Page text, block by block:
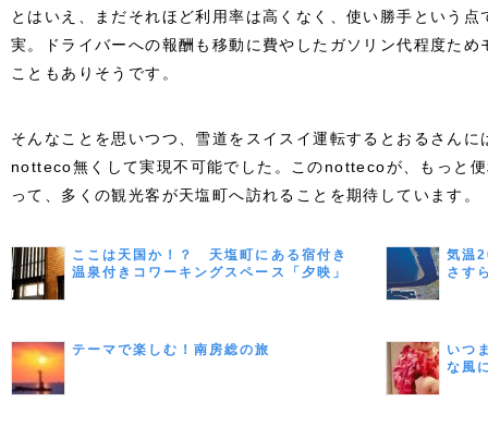
とはいえ、まだそれほど利用率は高くなく、使い勝手という
実。ドライバーへの報酬も移動に費やしたガソリン代程度た
こともありそうです。
そんなことを思いつつ、雪道をスイスイ運転するとおるさん
notteco無くして実現不可能でした。このnottecoが、もっと
って、多くの観光客が天塩町へ訪れることを期待しています。
ここは天国か！？ 天塩町にある宿付き
温泉付きコワーキングスペース「夕映」
気温
さす
テーマで楽しむ！南房総の旅
いつ
な風